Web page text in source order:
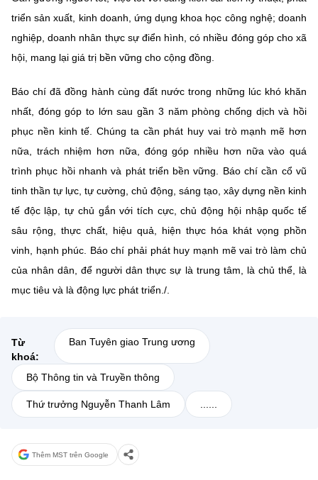
triển sản xuất, kinh doanh, ứng dụng khoa học công nghệ; doanh
nghiệp, doanh nhân thực sự điển hình, có nhiều đóng góp cho xã
hội, mang lại giá trị bền vững cho cộng đồng.
Báo chí đã đồng hành cùng đất nước trong những lúc khó khăn
nhất, đóng góp to lớn sau gần 3 năm phòng chống dịch và hồi
phục nền kinh tế. Chúng ta cần phát huy vai trò mạnh mẽ hơn
nữa, trách nhiệm hơn nữa, đóng góp nhiều hơn nữa vào quá
trình phục hồi nhanh và phát triển bền vững. Báo chí cần cổ vũ
tinh thần tự lực, tự cường, chủ động, sáng tạo, xây dựng nền kinh
tế độc lập, tự chủ gắn với tích cực, chủ động hội nhập quốc tế
sâu rộng, thực chất, hiệu quả, hiện thực hóa khát vọng phồn
vinh, hạnh phúc. Báo chí phải phát huy mạnh mẽ vai trò làm chủ
của nhân dân, để người dân thực sự là trung tâm, là chủ thể, là
mục tiêu và là động lực phát triển./.
Từ
khoá:
Ban Tuyên giao Trung ương
Bộ Thông tin và Truyền thông
Thứ trưởng Nguyễn Thanh Lâm ......
Thêm MST trên Google